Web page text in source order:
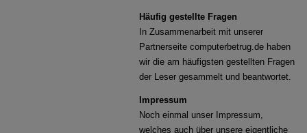
Häufig gestellte Fragen
In Zusammenarbeit mit unserer
Partnerseite computerbetrug.de haben
wir die am häufigsten gestellten Fragen
der Leser gesammelt und beantwortet.
Impressum
Noch einmal unser Impressum,
welches auch über unsere eigentliche